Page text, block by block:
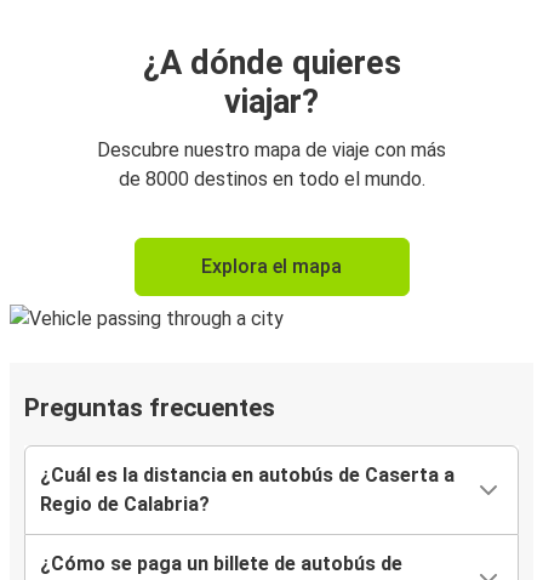
¿A dónde quieres
viajar?
Descubre nuestro mapa de viaje con más
de 8000 destinos en todo el mundo.
Explora el mapa
Preguntas frecuentes
¿Cuál es la distancia en autobús de Caserta a
Regio de Calabria?
¿Cómo se paga un billete de autobús de